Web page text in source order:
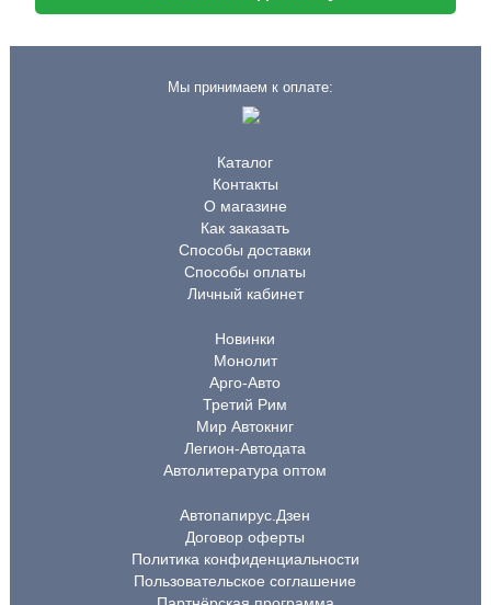
Мы принимаем к оплате:
Каталог
Контакты
О магазине
Как заказать
Способы доставки
Способы оплаты
Личный кабинет
Новинки
Монолит
Арго-Авто
Третий Рим
Мир Автокниг
Легион-Автодата
Автолитература оптом
Автопапирус.Дзен
Договор оферты
Политика конфиденциальности
Пользовательское соглашение